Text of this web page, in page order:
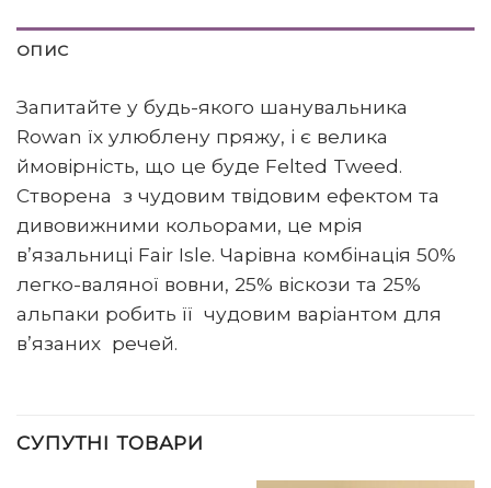
ОПИС
Запитайте у будь-якого шанувальника
Rowan їх улюблену пряжу, і є велика
ймовірність, що це буде Felted Tweed.
Створена з чудовим твідовим ефектом та
дивовижними кольорами, це мрія
в’язальниці Fair Isle. Чарівна комбінація 50%
легко-валяної вовни, 25% віскози та 25%
альпаки робить її чудовим варіантом для
в’язаних речей.
СУПУТНІ ТОВАРИ